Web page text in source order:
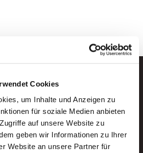
Cookies
um Inhalte und Anzeigen zu
für soziale Medien anbieten
auf unsere Website zu
geben wir Informationen zu Ihrer
Website an unsere Partner für
per E-Mail.
Service von AWO
Jobs.